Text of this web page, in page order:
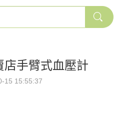
手臂式血壓計
15 15:55:37